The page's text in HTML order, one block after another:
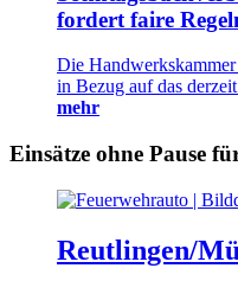
fordert faire
Die
in Bezug auf das
mehr
Einsätze ohne Pause
Reutlingen/